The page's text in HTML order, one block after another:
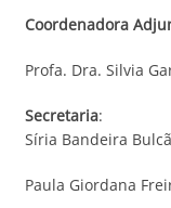
Coordenadora
Profa. Dra. Silvia
Secretaria:
Síria Bandeira
Paula Giordana